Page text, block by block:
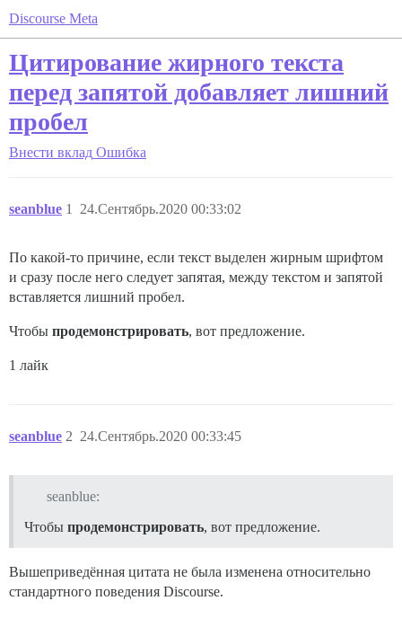
Discourse Meta
Цитирование жирного текста
перед запятой добавляет лишний
пробел
Внести вклад Ошибка
seanblue 24.Сентябрь.2020 00:33:02
1
По какой-то причине, если текст выделен жирным шрифтом
и сразу после него следует запятая, между текстом и запятой
вставляется лишний пробел.
Чтобы продемонстрировать, вот предложение.
1 лайк
seanblue 24.Сентябрь.2020 00:33:45
2
seanblue:
Чтобы продемонстрировать, вот предложение.
Вышеприведённая цитата не была изменена относительно
стандартного поведения Discourse.